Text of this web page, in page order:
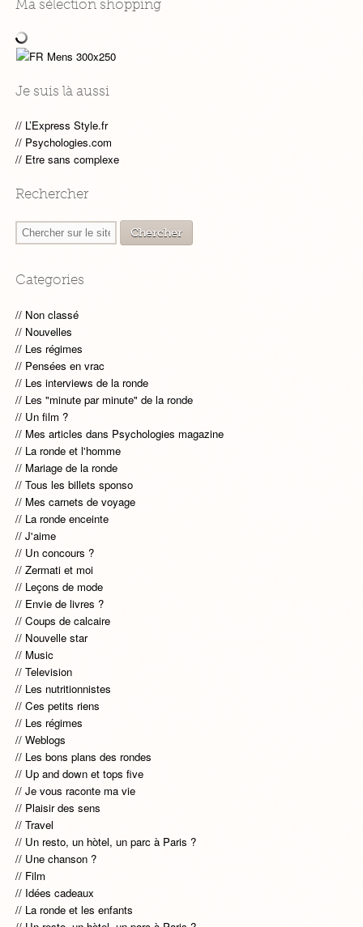
Ma sélection shopping
Je suis là aussi
L’Express Style.fr
Psychologies.com
Etre sans complexe
Rechercher
Categories
Non classé
Nouvelles
Les régimes
Pensées en vrac
Les interviews de la ronde
Les "minute par minute" de la ronde
Un film ?
Mes articles dans Psychologies magazine
La ronde et l'homme
Mariage de la ronde
Tous les billets sponso
Mes carnets de voyage
La ronde enceinte
J'aime
Un concours ?
Zermati et moi
Leçons de mode
Envie de livres ?
Coups de calcaire
Nouvelle star
Music
Television
Les nutritionnistes
Ces petits riens
Les régimes
Weblogs
Les bons plans des rondes
Up and down et tops five
Je vous raconte ma vie
Plaisir des sens
Travel
Un resto, un hòtel, un parc à Paris ?
Une chanson ?
Film
Idées cadeaux
La ronde et les enfants